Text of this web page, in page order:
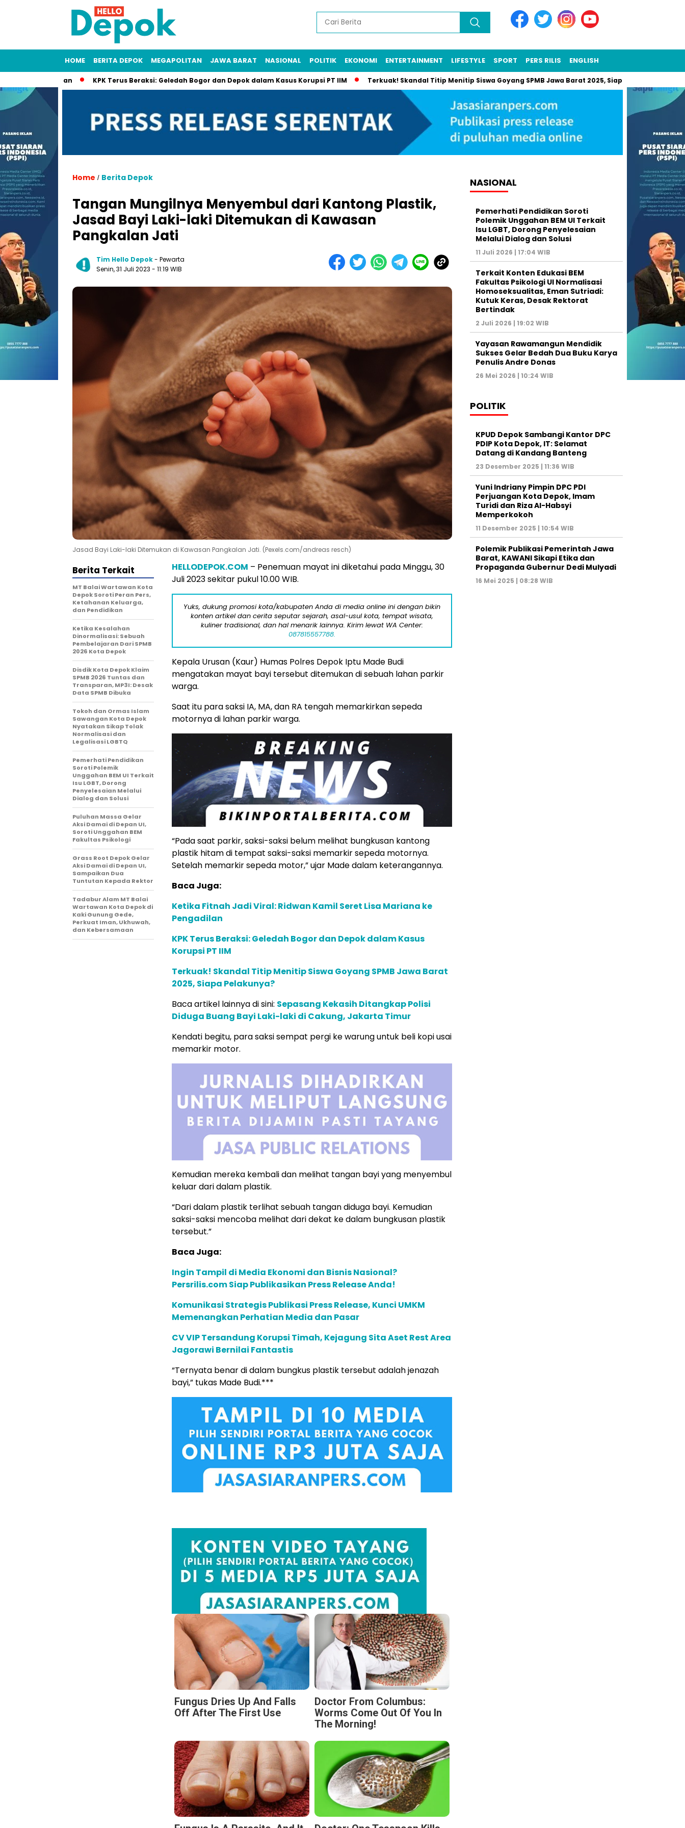
HOME BERITA DEPOK MEGAPOLITAN JAWA BARAT NASIONAL POLITIK EKONOMI ENTERTAINMENT LIFESTYLE SPORT PERS RILIS ENGLISH
KPK Terus Beraksi: Geledah Bogor dan Depok dalam Kasus Korupsi PT IIM Terkuak! Skandal Titip Menitip Siswa Goyang SPMB Jawa Barat 2025, Siapa Pelakunya?
Home / Berita Depok
Tangan Mungilnya Menyembul dari Kantong Plastik,
Jasad Bayi Laki-laki Ditemukan di Kawasan
Pangkalan Jati
Tim Hello Depok- Pewarta
Senin, 31 Juli 2023 - 11:19 WIB
Jasad Bayi Laki-laki Ditemukan di Kawasan Pangkalan Jati. (Pexels.com/andreas resch)
HELLODEPOK.COM – Penemuan mayat ini diketahui pada Minggu, 30
Juli 2023 sekitar pukul 10.00 WIB.
Yuks, dukung promosi kota/kabupaten Anda di media online ini dengan bikin
konten artikel dan cerita seputar sejarah, asal-usul kota, tempat wisata,
kuliner tradisional, dan hal menarik lainnya. Kirim lewat WA Center:
087815557788.
Kepala Urusan (Kaur) Humas Polres Depok Iptu Made Budi
mengatakan mayat bayi tersebut ditemukan di sebuah lahan parkir
warga.
Saat itu para saksi IA, MA, dan RA tengah memarkirkan sepeda
motornya di lahan parkir warga.
“Pada saat parkir, saksi-saksi belum melihat bungkusan kantong
plastik hitam di tempat saksi-saksi memarkir sepeda motornya.
Setelah memarkir sepeda motor,” ujar Made dalam keterangannya.
Baca Juga:
Ketika Fitnah Jadi Viral: Ridwan Kamil Seret Lisa Mariana ke
Pengadilan
KPK Terus Beraksi: Geledah Bogor dan Depok dalam Kasus
Korupsi PT IIM
Terkuak! Skandal Titip Menitip Siswa Goyang SPMB Jawa Barat
2025, Siapa Pelakunya?
Baca artikel lainnya di sini: Sepasang Kekasih Ditangkap Polisi
Diduga Buang Bayi Laki-laki di Cakung, Jakarta Timur
Kendati begitu, para saksi sempat pergi ke warung untuk beli kopi usai
memarkir motor.
Kemudian mereka kembali dan melihat tangan bayi yang menyembul
keluar dari dalam plastik.
“Dari dalam plastik terlihat sebuah tangan diduga bayi. Kemudian
saksi-saksi mencoba melihat dari dekat ke dalam bungkusan plastik
tersebut.”
Baca Juga:
Ingin Tampil di Media Ekonomi dan Bisnis Nasional?
Persrilis.com Siap Publikasikan Press Release Anda!
Komunikasi Strategis Publikasi Press Release, Kunci UMKM
Memenangkan Perhatian Media dan Pasar
CV VIP Tersandung Korupsi Timah, Kejagung Sita Aset Rest Area
Jagorawi Bernilai Fantastis
“Ternyata benar di dalam bungkus plastik tersebut adalah jenazah
bayi,” tukas Made Budi.***
Fungus Dries Up And Falls
Off After The First Use
Doctor From Columbus:
Worms Come Out Of You In
The Morning!
Berita Terkait
MT Balai Wartawan Kota
Depok Soroti Peran Pers,
Ketahanan Keluarga,
dan Pendidikan
Ketika Kesalahan
Dinormalisasi: Sebuah
Pembelajaran Dari SPMB
2026 Kota Depok
Disdik Kota Depok Klaim
SPMB 2026 Tuntas dan
Transparan, MP3I: Desak
Data SPMB Dibuka
Tokoh dan Ormas Islam
Sawangan Kota Depok
Nyatakan Sikap Tolak
Normalisasi dan
Legalisasi LGBTQ
Pemerhati Pendidikan
Soroti Polemik
Unggahan BEM UI Terkait
Isu LGBT, Dorong
Penyelesaian Melalui
Dialog dan Solusi
Puluhan Massa Gelar
Aksi Damai di Depan UI,
Soroti Unggahan BEM
Fakultas Psikologi
Grass Root Depok Gelar
Aksi Damai di Depan UI,
Sampaikan Dua
Tuntutan Kepada Rektor
Tadabur Alam MT Balai
Wartawan Kota Depok di
Kaki Gunung Gede,
Perkuat Iman, Ukhuwah,
dan Kebersamaan
NASIONAL
Pemerhati Pendidikan Soroti
Polemik Unggahan BEM UI Terkait
Isu LGBT, Dorong Penyelesaian
Melalui Dialog dan Solusi
11 Juli 2026 | 17:04 WIB
Terkait Konten Edukasi BEM
Fakultas Psikologi UI Normalisasi
Homoseksualitas, Eman Sutriadi:
Kutuk Keras, Desak Rektorat
Bertindak
2 Juli 2026 | 19:02 WIB
Yayasan Rawamangun Mendidik
Sukses Gelar Bedah Dua Buku Karya
Penulis Andre Donas
26 Mei 2026 | 10:24 WIB
POLITIK
KPUD Depok Sambangi Kantor DPC
PDIP Kota Depok, IT: Selamat
Datang di Kandang Banteng
23 Desember 2025 | 11:36 WIB
Yuni Indriany Pimpin DPC PDI
Perjuangan Kota Depok, Imam
Turidi dan Riza Al-Habsyi
Memperkokoh
11 Desember 2025 | 10:54 WIB
Polemik Publikasi Pemerintah Jawa
Barat, KAWANI Sikapi Etika dan
Propaganda Gubernur Dedi Mulyadi
16 Mei 2025 | 08:28 WIB